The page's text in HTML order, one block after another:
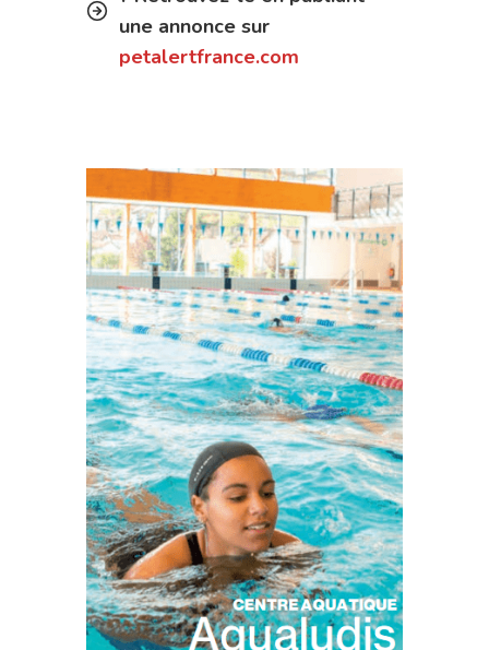
une annonce sur
petalertfrance.com